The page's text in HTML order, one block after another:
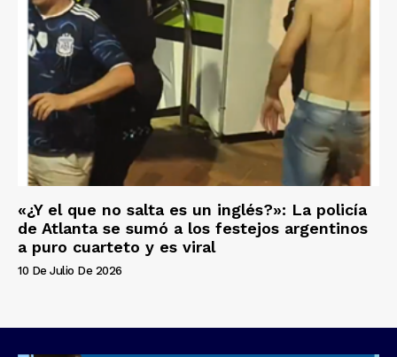
«¿Y el que no salta es un inglés?»: La policía
de Atlanta se sumó a los festejos argentinos
a puro cuarteto y es viral
10 De Julio De 2026